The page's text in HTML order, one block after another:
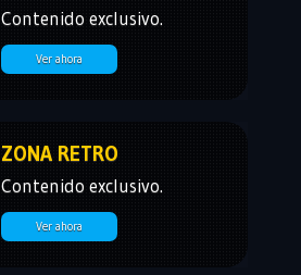
Contenido exclusivo.
Ver ahora
ZONA RETRO
Contenido exclusivo.
Ver ahora